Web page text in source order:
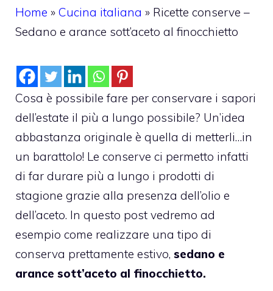
Home » Cucina italiana » Ricette conserve –
Sedano e arance sott’aceto al finocchietto
Cosa è possibile fare per conservare i sapori
dell’estate il più a lungo possibile? Un’idea
abbastanza originale è quella di metterli…in
un barattolo! Le conserve ci permetto infatti
di far durare più a lungo i prodotti di
stagione grazie alla presenza dell’olio e
dell’aceto. In questo post vedremo ad
esempio come realizzare una tipo di
conserva prettamente estivo, sedano e
arance sott’aceto al finocchietto.